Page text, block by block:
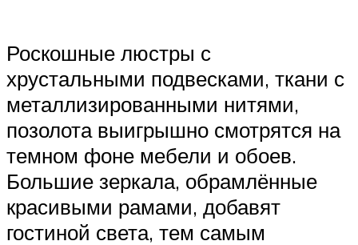
Роскошные люстры с
хрустальными подвесками, ткани с
металлизированными нитями,
позолота выигрышно смотрятся на
темном фоне мебели и обоев.
Большие зеркала, обрамлённые
красивыми рамами, добавят
гостиной света, тем самым